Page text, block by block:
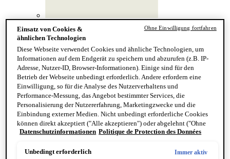
Hand & Körper
Kategorie
Handseife & Balsam
Seife am Stück
Reinigung & Peeling für den Körper
Körperbalsame und Öle
Mundpflege & Deodorants
Alle Hand- und Körperpflegeprodukte anzeigen
Bemerkenswerte Formulierungen
Resurrection Aromatique Hand Wash
Eleos Aromatique Hand Balm
Antithesis Intense Body Cleanser
Einsatz von Cookies &
ähnlichen Technologien
Diese Webseite verwendet Cookies und ähnliche Technologien, um
Informationen auf dem Endgerät zu speichern und abzurufen (z.B. IP-
Adresse, Nutzer-ID, Browser-Informationen). Einige sind für den
Betrieb der Webseite unbedingt erforderlich. Andere erfordern eine
Einwilligung, so für die Analyse des Nutzerverhaltens und
Performance-Messung, das Angebot bestimmter Services, die
Personalisierung der Nutzererfahrung, Marketingzwecke und die
Einbindung externer Medien. Nicht unbedingt erforderliche Cookies
können direkt akzeptiert ("Alle akzeptieren") oder abgelehnt ("Ohne
Einwilligung fortfahren") werden. Individuelle Anpassungen der
speichern"). Die Auswahl kann jederzeit unter dem Link "Cookie-
Datenschutzinformationen Politique de Protection des Données
Unbedingt erforderlich Immer aktiv
Ohne Einwilligung fortfahren